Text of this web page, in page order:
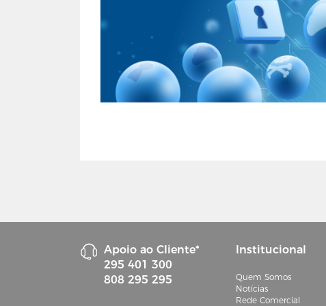
Apoio ao Cliente*
295 401 300
808 295 295
Institucional
Quem Somos
Notícias
Rede Comercial